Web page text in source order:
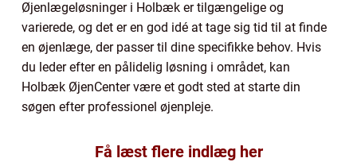
Øjenlægeløsninger i Holbæk er tilgængelige og
varierede, og det er en god idé at tage sig tid til at finde
en øjenlæge, der passer til dine specifikke behov. Hvis
du leder efter en pålidelig løsning i området, kan
Holbæk ØjenCenter være et godt sted at starte din
søgen efter professionel øjenpleje.
Få læst flere indlæg her